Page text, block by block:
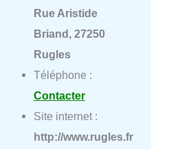
Rue Aristide
Briand, 27250
Rugles
Téléphone :
Contacter
Site internet :
http://www.rugles.fr